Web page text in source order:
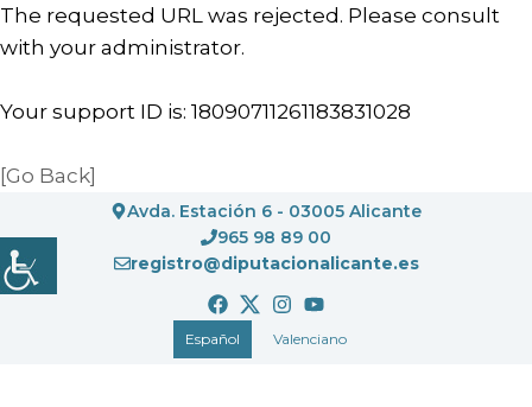
The requested URL was rejected. Please consult
with your administrator.
Your support ID is: 18090711261183831028
[Go Back]
al
contenido
Avda. Estación 6 - 03005 Alicante
965 98 89 00
registro@diputacionalicante.es
Español Valenciano